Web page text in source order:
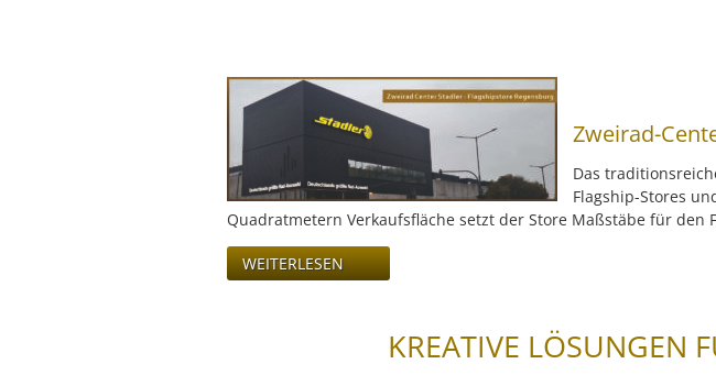
Zweirad-
Das
Flagship-Stores
Quadratmetern Verkaufsfläche setzt der Store Maßstäbe für
WEITERLESEN
KREATIVE LÖSUNGEN